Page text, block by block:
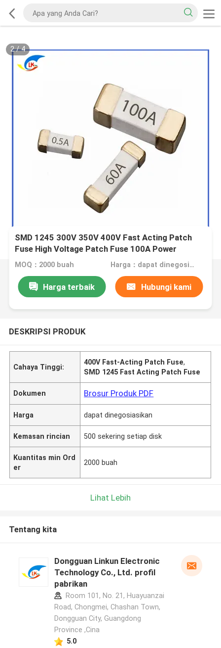
2/4
SMD 1245 300V 350V 400V Fast Acting Patch
Fuse High Voltage Patch Fuse 100A Power
Battery Board Patch Type
MOQ：2000 buah Harga：dapat dinegosiasikan
Harga terbaik Hubungi kami
DESKRIPSI PRODUK
Cahaya Tinggi:
400V Fast-Acting Patch Fuse,
SMD 1245 Fast Acting Patch Fuse
Dokumen Brosur Produk PDF
Harga dapat dinegosiasikan
Kemasan rincian 500 sekering setiap disk
Kuantitas min Ord
er
2000 buah
Lihat Lebih
Tentang kita
Dongguan Linkun Electronic
Technology Co., Ltd. profil
pabrikan
Room 101, No. 21, Huayuanzai
Road, Chongmei, Chashan Town,
Dongguan City, Guangdong
Province ,Cina
5.0